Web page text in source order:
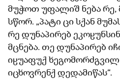
მუჭოთ უფალიშ ნება რე,
სწორ. „პატი ცი სქან
რე დუნაპირებ
მცნება. თე დუნაპირებ
იჸუაფუქ
იცხოვრენქ დედამიწას“.